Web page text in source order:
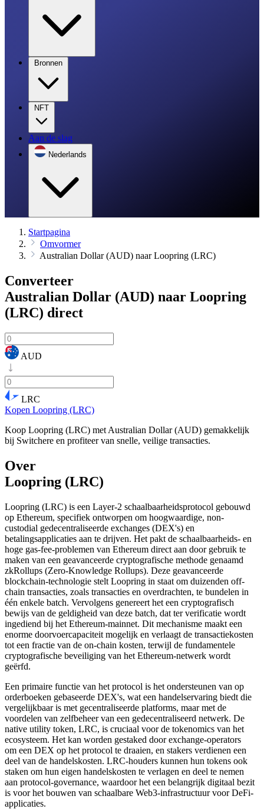
Bronnen
NFT
Aan de slag
Nederlands
Startpagina
Omvormer
Australian Dollar (AUD) naar Loopring (LRC)
Converteer
Australian Dollar (AUD) naar Loopring
(LRC) direct
AUD
LRC
Kopen Loopring (LRC)
Koop Loopring (LRC) met Australian Dollar (AUD) gemakkelijk
bij Switchere en profiteer van snelle, veilige transacties.
Over
Loopring (LRC)
Loopring (LRC) is een Layer-2 schaalbaarheidsprotocol gebouwd
op Ethereum, specifiek ontworpen om hoogwaardige, non-
custodial gedecentraliseerde exchanges (DEX's) en
betalingsapplicaties aan te drijven. Het pakt de schaalbaarheids- en
hoge gas-fee-problemen van Ethereum direct aan door gebruik te
maken van een geavanceerde cryptografische methode genaamd
zkRollups (Zero-Knowledge Rollups). Deze geavanceerde
blockchain-technologie stelt Loopring in staat om duizenden off-
chain transacties, zoals transacties en overdrachten, te bundelen in
één enkele batch. Vervolgens genereert het een cryptografisch
bewijs van de geldigheid van deze batch, dat ter verificatie wordt
ingediend bij het Ethereum-mainnet. Dit mechanisme maakt een
enorme doorvoercapaciteit mogelijk en verlaagt de transactiekosten
tot een fractie van de on-chain kosten, terwijl de fundamentele
cryptografische beveiliging van het Ethereum-netwerk wordt
geërfd.
Een primaire functie van het protocol is het ondersteunen van op
orderboeken gebaseerde DEX's, wat een handelservaring biedt die
vergelijkbaar is met gecentraliseerde platforms, maar met de
voordelen van zelfbeheer van een gedecentraliseerd netwerk. De
native utility token, LRC, is cruciaal voor de tokenomics van het
ecosysteem. Het kan worden gestaked door exchange-operators
om een DEX op het protocol te draaien, en stakers verdienen een
deel van de handelskosten. LRC-houders kunnen hun tokens ook
staken om hun eigen handelskosten te verlagen en deel te nemen
aan protocol-governance, waardoor het een belangrijk digitaal bezit
is voor het bouwen van schaalbare Web3-infrastructuur voor DeFi-
applicaties.